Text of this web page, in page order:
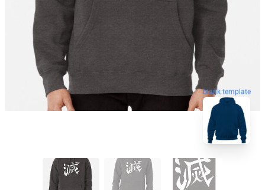
blank template